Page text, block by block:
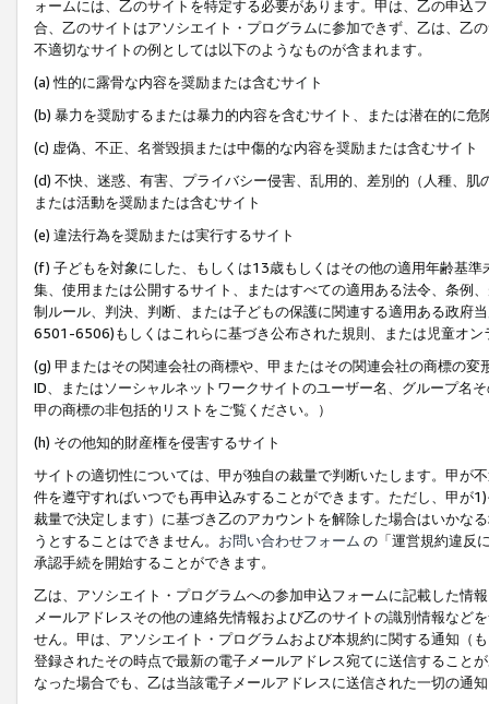
ォームには、乙のサイトを特定する必要があります。甲は、乙の申込
合、乙のサイトはアソシエイト・プログラムに参加できず、乙は、乙
不適切なサイトの例としては以下のようなものが含まれます。
(a) 性的に露骨な内容を奨励または含むサイト
(b) 暴力を奨励するまたは暴力的内容を含むサイト、または潜在的に
(c) 虚偽、不正、名誉毀損または中傷的な内容を奨励または含むサイト
(d) 不快、迷惑、有害、プライバシー侵害、乱用的、差別的（人種、
または活動を奨励または含むサイト
(e) 違法行為を奨励または実行するサイト
(f) 子どもを対象にした、もしくは13歳もしくはその他の適用年齢基
集、使用または公開するサイト、またはすべての適用ある法令、条例
制ルール、判決、判断、または子どもの保護に関連する適用ある政府
6501-6506)もしくはこれらに基づき公布された規則、または児童オン
(g) 甲またはその関連会社の商標や、甲またはその関連会社の商標の
ID、またはソーシャルネットワークサイトのユーザー名、グループ名
甲の商標の非包括的リストをご覧ください。）
(h) その他知的財産権を侵害するサイト
サイトの適切性については、甲が独自の裁量で判断いたします。甲が
件を遵守すればいつでも再申込みすることができます。ただし、甲が
裁量で決定します）に基づき乙のアカウントを解除した場合はいかな
うとすることはできません。 お問い合わせフォーム の「運営規約違反
承認手続を開始することができます。
乙は、アソシエイト・プログラムへの参加申込フォームに記載した情
メールアドレスその他の連絡先情報および乙のサイトの識別情報など
せん。甲は、アソシエイト・プログラムおよび本規約に関する通知（
登録されたその時点で最新の電子メールアドレス宛てに送信すること
なった場合でも、乙は当該電子メールアドレスに送信された一切の通